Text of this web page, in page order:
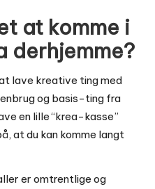
at komme i
derhjemme?
lave kreative ting med
og basis-ting fra
en lille “krea-kasse”
at du kan komme langt
er omtrentlige og